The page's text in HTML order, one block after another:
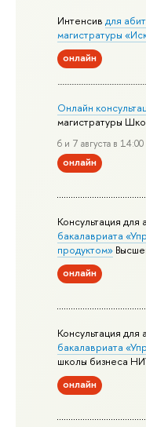
Интенсивдля
магистратуры
онлайн
Онлайн
магистратуры
6 и 7 августа в 14:00
онлайн
Консультация для
бакалавриата
продуктом»
онлайн
Консультация для
бакалавриата
школы бизнеса
онлайн